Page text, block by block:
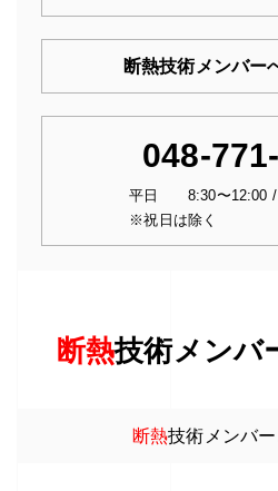
断熱技術メンバー
048-
平日 8:30〜12:00 /
※祝日は除く
断熱技術メンバ
断熱技術メンバ